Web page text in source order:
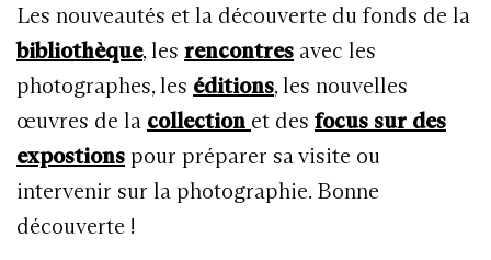
Les nouveautés et la découverte du fonds de la
bibliothèque, les rencontres avec les
photographes, les éditions, les nouvelles
œuvres de la collection et des focus sur des
expostions pour préparer sa visite ou
intervenir sur la photographie. Bonne
découverte !